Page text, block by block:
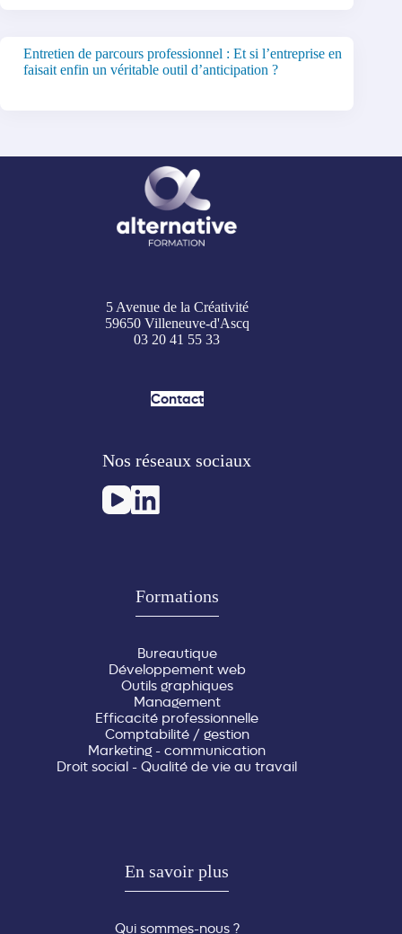
Entretien de parcours professionnel : Et si l’entreprise en
faisait enfin un véritable outil d’anticipation ?
5 Avenue de la Créativité
59650 Villeneuve-d'Ascq
03 20 41 55 33
Contact
Nos réseaux sociaux
Formations
Bureautique
Développement web
Outils graphiques
Management
Efficacité professionnelle
Comptabilité / gestion
Marketing - communication
Droit social - Qualité de vie au travail
En savoir plus
Qui sommes-nous ?